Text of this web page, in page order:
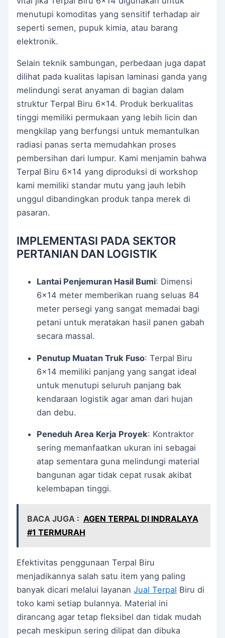
menutupi komoditas yang sensitif terhadap air
seperti semen, pupuk kimia, atau barang
elektronik.
Selain teknik sambungan, perbedaan juga dapat
dilihat pada kualitas lapisan laminasi ganda yang
melindungi serat anyaman di bagian dalam
struktur Terpal Biru 6×14. Produk berkualitas
tinggi memiliki permukaan yang lebih licin dan
mengkilap yang berfungsi untuk memantulkan
radiasi panas serta memudahkan proses
pembersihan dari lumpur. Kami menjamin bahwa
Terpal Biru 6×14 yang diproduksi di workshop
kami memiliki standar mutu yang jauh lebih
unggul dibandingkan produk tanpa merek di
pasaran.
IMPLEMENTASI PADA SEKTOR
PERTANIAN DAN LOGISTIK
Lantai Penjemuran Hasil Bumi: Dimensi
6×14 meter memberikan ruang seluas 84
meter persegi yang sangat memadai bagi
petani untuk meratakan hasil panen gabah
secara massal.
Penutup Muatan Truk Fuso: Terpal Biru
6×14 memiliki panjang yang sangat ideal
untuk menutupi seluruh panjang bak
kendaraan logistik agar aman dari hujan
dan debu.
Peneduh Area Kerja Proyek: Kontraktor
sering memanfaatkan ukuran ini sebagai
atap sementara guna melindungi material
bangunan agar tidak cepat rusak akibat
kelembapan tinggi.
BACA JUGA : AGEN TERPAL DI INDRALAYA
#1 TERMURAH
Efektivitas penggunaan Terpal Biru
menjadikannya salah satu item yang paling
banyak dicari melalui layananJual Terpal Biru di
toko kami setiap bulannya. Material ini
dirancang agar tetap fleksibel dan tidak mudah
pecah meskipun sering dilipat dan dibuka